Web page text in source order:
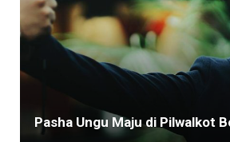
Pasha Ungu Maju di Pilwalkot